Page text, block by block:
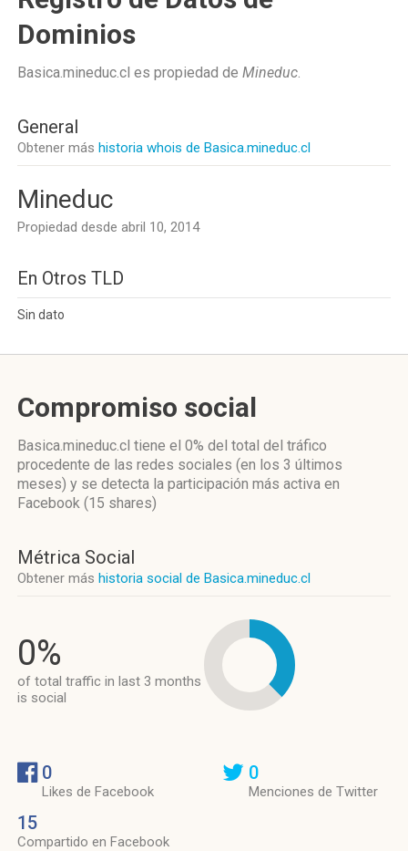
Dominios
Basica.mineduc.cl es propiedad de Mineduc.
General
Obtener más historia whois de Basica.mineduc.cl
Mineduc
Propiedad desde abril 10, 2014
En Otros TLD
Sin dato
Compromiso social
Basica.mineduc.cl tiene el 0% del total del tráfico
procedente de las redes sociales (en los 3 últimos
meses) y se detecta la participación más activa en
Facebook (15 shares)
Métrica Social
Obtener más historia social de Basica.mineduc.cl
0%
of total traffic in last 3 months
is social
0
Likes de Facebook
15
Compartido en Facebook
0
Menciones de Twitter